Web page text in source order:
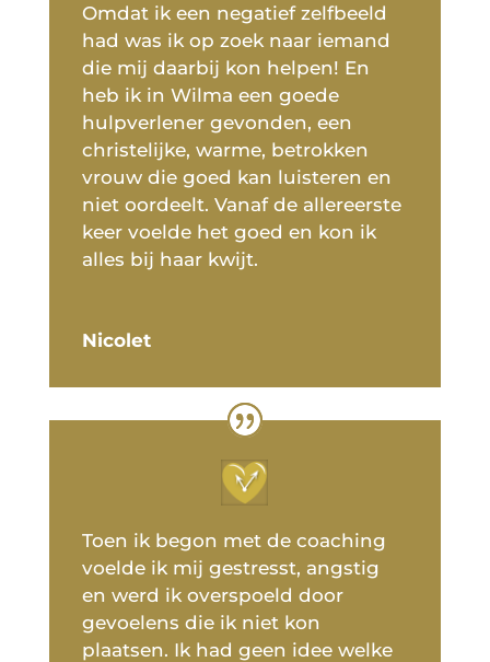
Omdat ik een negatief zelfbeeld
had was ik op zoek naar iemand
die mij daarbij kon helpen! En
heb ik in Wilma een goede
hulpverlener gevonden, een
christelijke, warme, betrokken
vrouw die goed kan luisteren en
niet oordeelt. Vanaf de allereerste
keer voelde het goed en kon ik
alles bij haar kwijt.
Nicolet
Toen ik begon met de coaching
voelde ik mij gestresst, angstig
en werd ik overspoeld door
gevoelens die ik niet kon
plaatsen. Ik had geen idee welke